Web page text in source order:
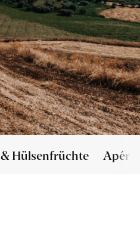
Hülsenfrüchte Apéro